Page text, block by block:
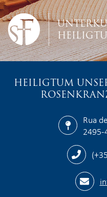
HEILIGTUM
Rua
2495-